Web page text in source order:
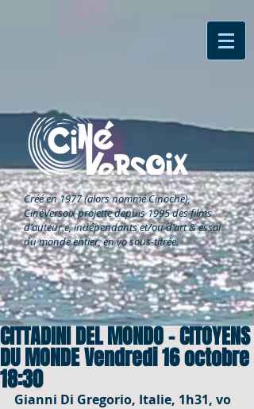
Créé en 1977 (alors nommé Cinoche),
CinéVersoixprojette depuis 1995 des films
d'auteur.e, indépendants et/ou d'art & essai
du monde entier, en vo sous-titrée.
CITTADINI DEL MONDO – CITOYENS
DU MONDE Vendredi 16 octobre
18:30
Gianni Di Gregorio, Italie, 1h31, vo